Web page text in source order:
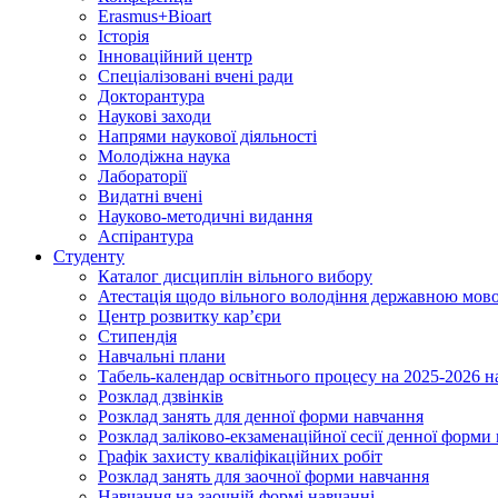
Erasmus+Bioart
Історія
Інноваційний центр
Спеціалізовані вчені ради
Докторантура
Наукові заходи
Напрями наукової діяльності
Молодіжна наука
Лабораторії
Видатні вчені
Науково-методичні видання
Аспірантура
Студенту
Каталог дисциплін вільного вибору
Атестація щодо вільного володіння державною
Центр розвитку кар’єри
Стипендія
Навчальні плани
Табель-календар освітнього процесу на 2025-2026
Розклад дзвінків
Розклад занять для денної форми навчання
Розклад заліково-екзаменаційної сесії денної
Графік захисту кваліфікаційних робіт
Розклад занять для заочної форми навчання